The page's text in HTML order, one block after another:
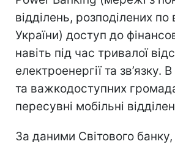
відділень, розподілених по
України) доступ до
навіть під час тривалої
електроенергії та зв’язку.
та важкодоступних
пересувні мобільні
За даними Світового